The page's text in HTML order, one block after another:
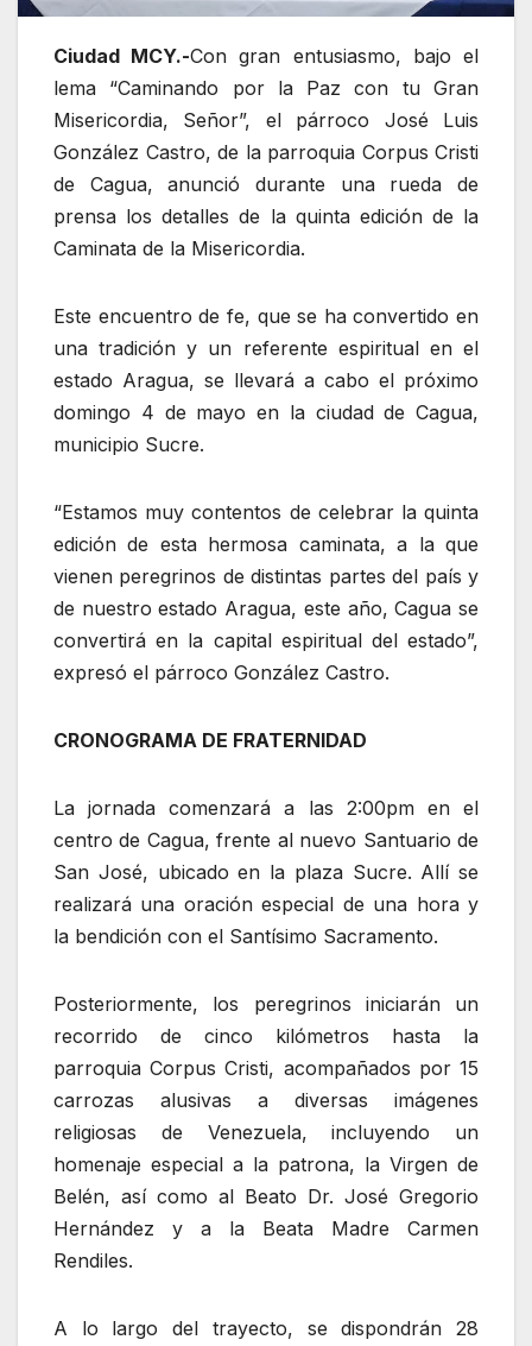
Ciudad MCY.-Con gran entusiasmo, bajo el
lema “Caminando por la Paz con tu Gran
Misericordia, Señor”, el párroco José Luis
González Castro, de la parroquia Corpus Cristi
de Cagua, anunció durante una rueda de
prensa los detalles de la quinta edición de la
Caminata de la Misericordia.
Este encuentro de fe, que se ha convertido en
una tradición y un referente espiritual en el
estado Aragua, se llevará a cabo el próximo
domingo 4 de mayo en la ciudad de Cagua,
municipio Sucre.
“Estamos muy contentos de celebrar la quinta
edición de esta hermosa caminata, a la que
vienen peregrinos de distintas partes del país y
de nuestro estado Aragua, este año, Cagua se
convertirá en la capital espiritual del estado”,
expresó el párroco González Castro.
CRONOGRAMA DE FRATERNIDAD
La jornada comenzará a las 2:00pm en el
centro de Cagua, frente al nuevo Santuario de
San José, ubicado en la plaza Sucre. Allí se
realizará una oración especial de una hora y
la bendición con el Santísimo Sacramento.
Posteriormente, los peregrinos iniciarán un
recorrido de cinco kilómetros hasta la
parroquia Corpus Cristi, acompañados por 15
carrozas alusivas a diversas imágenes
religiosas de Venezuela, incluyendo un
homenaje especial a la patrona, la Virgen de
Belén, así como al Beato Dr. José Gregorio
Hernández y a la Beata Madre Carmen
Rendiles.
A lo largo del trayecto, se dispondrán 28